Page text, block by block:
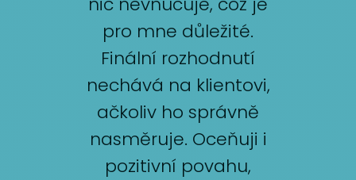
pro mne důležité.
Finální rozhodnutí
nechává na klientovi,
ačkoliv ho správně
nasměruje. Oceňuji i
pozitivní povahu,